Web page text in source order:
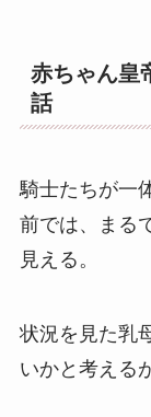
赤ちゃん皇
話
騎士たちが一
前では、まる
見える。
状況を見た乳
いかと考える